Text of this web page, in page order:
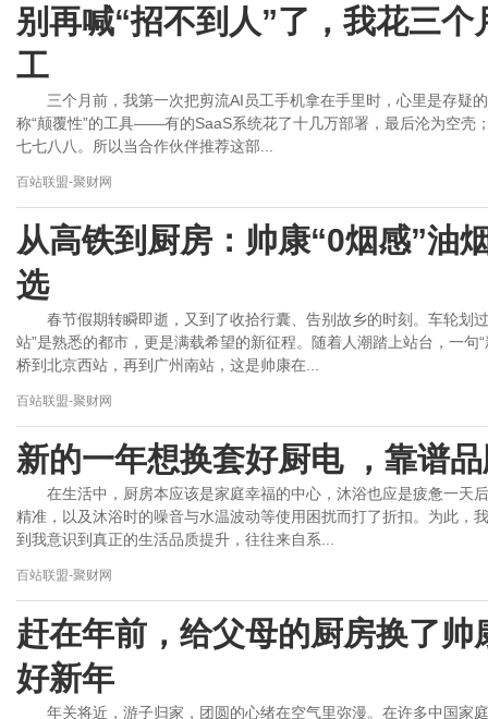
别再喊“招不到人”了，我花三
工
三个月前，我第一次把剪流AI员工手机拿在手里时，心里是存疑
称“颠覆性”的工具——有的SaaS系统花了十几万部署，最后沦为空壳
七七八八。所以当合作伙伴推荐这部...
百站联盟-聚财网
从高铁到厨房：帅康“0烟感”油
选
春节假期转瞬即逝，又到了收拾行囊、告别故乡的时刻。车轮划
站”是熟悉的都市，更是满载希望的新征程。随着人潮踏上站台，一句
桥到北京西站，再到广州南站，这是帅康在...
百站联盟-聚财网
新的一年想换套好厨电 ，靠谱
在生活中，厨房本应该是家庭幸福的中心，沐浴也应是疲惫一天
精准，以及沐浴时的噪音与水温波动等使用困扰而打了折扣。为此，
到我意识到真正的生活品质提升，往往来自系...
百站联盟-聚财网
赶在年前，给父母的厨房换了
好新年
年关将近，游子归家，团圆的心绪在空气里弥漫。在许多中国